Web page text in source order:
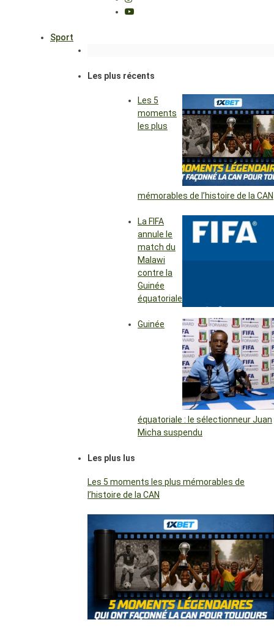
Sport
Les plus récents
Les 5
moments
les plus
mémorables de l’histoire de la CAN
La FIFA
annule le
match du
Malawi
contre la
Guinée
équatoriale
Guinée
équatoriale : le sélectionneur Juan
Micha suspendu
Les plus lus
Les 5 moments les plus mémorables de
l’histoire de la CAN